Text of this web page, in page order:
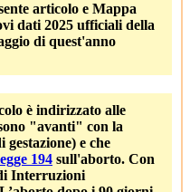
articolo e Mappa
dati 2025 ufficiali della
di quest'anno
è indirizzato alle
"avanti" con la
e che
194 sull'aborto. Con
Interruzioni